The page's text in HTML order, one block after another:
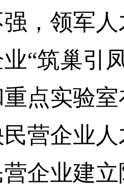
，领军
“筑巢引
点实验
营企业
企业建